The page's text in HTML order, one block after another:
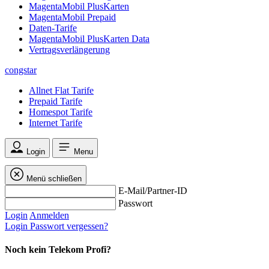
MagentaMobil PlusKarten
MagentaMobil Prepaid
Daten-Tarife
MagentaMobil PlusKarten Data
Vertragsverlängerung
congstar
Allnet Flat Tarife
Prepaid Tarife
Homespot Tarife
Internet Tarife
Login Menu
Menü schließen
E-Mail/Partner-ID
Passwort
Login Anmelden
Login Passwort vergessen?
Noch kein Telekom Profi?